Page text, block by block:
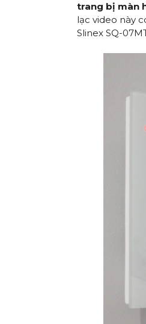
trang bị màn
lạc video này
Slinex SQ-